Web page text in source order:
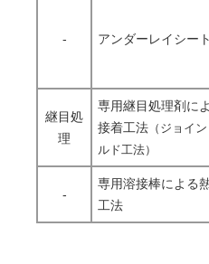
- アンダーレイシー
継目処
理
専用継目処理剤に
接着工法 （ジョイ
ルド工法）
-
専用溶接棒による
工法